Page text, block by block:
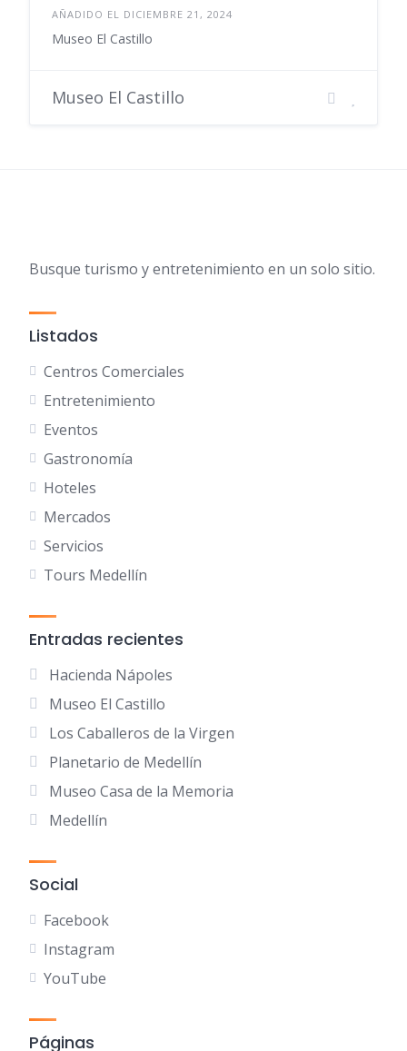
AÑADIDO EL DICIEMBRE 21, 2024
Museo El Castillo
Museo El Castillo
Busque turismo y entretenimiento en un solo sitio.
Listados
Centros Comerciales
Entretenimiento
Eventos
Gastronomía
Hoteles
Mercados
Servicios
Tours Medellín
Entradas recientes
Hacienda Nápoles
Museo El Castillo
Los Caballeros de la Virgen
Planetario de Medellín
Museo Casa de la Memoria
Medellín
Social
Facebook
Instagram
YouTube
Páginas